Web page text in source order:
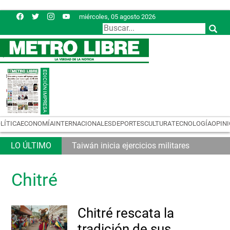
miércoles, 05 agosto 2026
ECONOMÍAINTERNACIONALESDEPORTESCULTURATECNOLOGÍA
Taiwán inicia ejercicios militares
Chitré
Chitré rescata la